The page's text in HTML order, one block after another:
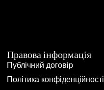
Правова інформація
Публічний договір
Політика конфіденційності